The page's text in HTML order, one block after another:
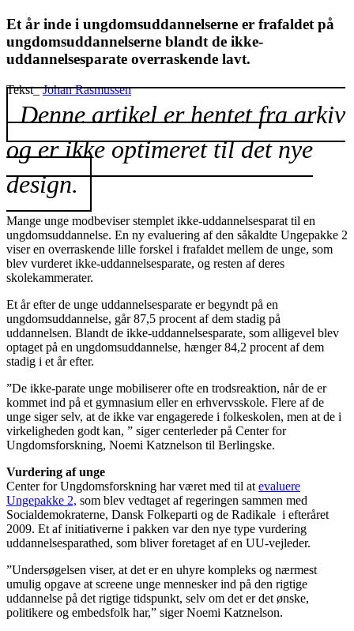
Et år inde i ungdomsuddannelserne er frafaldet på
ungdomsuddannelserne blandt de ikke-
uddannelsesparate overraskende lavt.
Tekst_Johan Rasmussen
Denne artikel er hentet fra arkiv
og er ikke optimeret til det nye
design.
Mange unge modbeviser stemplet ikke-uddannelsesparat til en
ungdomsuddannelse. En ny evaluering af den såkaldte Ungepakke 2
viser en overraskende lille forskel i frafaldet mellem de unge, som
blev vurderet ikke-uddannelsesparate, og resten af deres
skolekammerater.
Et år efter de unge uddannelsesparate er begyndt på en
ungdomsuddannelse, går 87,5 procent af dem stadig på
uddannelsen. Blandt de ikke-uddannelsesparate, som alligevel blev
optaget på en ungdomsuddannelse, hænger 84,2 procent af dem
stadig i et år efter.
”De ikke-parate unge mobiliserer ofte en trodsreaktion, når de er
kommet ind på et gymnasium eller en erhvervsskole. Flere af de
unge siger selv, at de ikke var engagerede i folkeskolen, men at de i
virkeligheden godt kan, ” siger centerleder på Center for
Ungdomsforskning, Noemi Katznelson til Berlingske.
Vurdering af unge
Center for Ungdomsforskning har været med til at evaluere
Ungepakke 2, som blev vedtaget af regeringen sammen med
Socialdemokraterne, Dansk Folkeparti og de Radikale i efteråret
2009. Et af initiativerne i pakken var den nye type vurdering
uddannelsesparathed, som bliver foretaget af en UU-vejleder.
”Undersøgelsen viser, at det er en uhyre kompleks og nærmest
umulig opgave at screene unge mennesker ind på den rigtige
uddannelse på det rigtige tidspunkt, selv om det er det ønske,
politikere og embedsfolk har,” siger Noemi Katznelson.